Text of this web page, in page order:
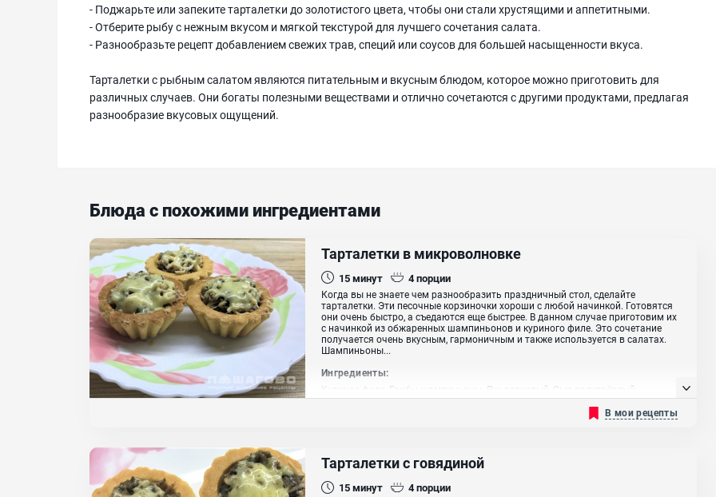
- Поджарьте или запеките тарталетки до золотистого цвета, чтобы они стали хрустящими и аппетитными.
- Отберите рыбу с нежным вкусом и мягкой текстурой для лучшего сочетания салата.
- Разнообразьте рецепт добавлением свежих трав, специй или соусов для большей насыщенности вкуса.
Тарталетки с рыбным салатом являются питательным и вкусным блюдом, которое можно приготовить для
различных случаев. Они богаты полезными веществами и отлично сочетаются с другими продуктами, предлагая
разнообразие вкусовых ощущений.
Блюда с похожими ингредиентами
Тарталетки в микроволновке
15минут 4порции
Когда вы не знаете чем разнообразить праздничный стол, сделайте
тарталетки. Эти песочные корзиночки хороши с любой начинкой. Готовятся
они очень быстро, а съедаются еще быстрее. В данном случае приготовим их
с начинкой из обжаренных шампиньонов и куриного филе. Это сочетание
получается очень вкусным, гармоничным и также используется в салатах.
Шампиньоны...
Ингредиенты:
Куриное филе, Грибы шампиньоны, Лук репчатый, Сыр полутвёрдый,
В мои рецепты
Тарталетки с говядиной
15минут 4порции